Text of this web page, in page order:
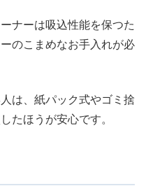
ナーは吸込性能を保つた
のこまめなお手入れが必
は、紙パック式やゴミ捨
たほうが安心です。